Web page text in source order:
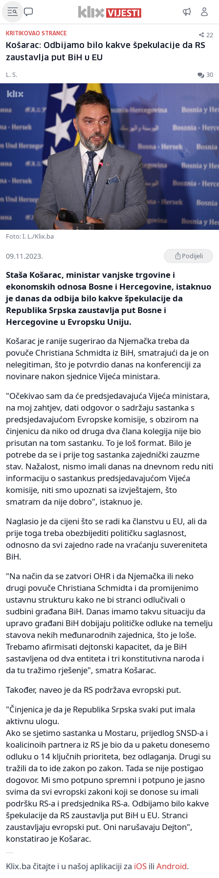
KRITIKOVAO STRANCE 22
Košarac: Odbijamo bilo kakve špekulacije da RS
zaustavlja put BiH u EU
L. S. 30
Foto: I. L./Klix.ba
09.11.2023. Podijeli
Staša Košarac, ministar vanjske trgovine i
ekonomskih odnosa Bosne i Hercegovine, istaknuo
je danas da odbija bilo kakve špekulacije da
Republika Srpska zaustavlja put Bosne i
Hercegovine u Evropsku Uniju.
Košarac je ranije sugerirao da Njemačka treba da
povuče Christiana Schmidta iz BiH, smatrajući da je on
nelegitiman, što je potvrdio danas na konferenciji za
novinare nakon sjednice Vijeća ministara.
"Očekivao sam da će predsjedavajuća Vijeća ministara,
na moj zahtjev, dati odgovor o sadržaju sastanka s
predsjedavajućom Evropske komisije, s obzirom na
činjenicu da niko od druga dva člana kolegija nije bio
prisutan na tom sastanku. To je loš format. Bilo je
potrebe da se i prije tog sastanka zajednički zauzme
stav. Nažalost, nismo imali danas na dnevnom redu niti
informaciju o sastankus predsjedavajućom Vijeća
komisije, niti smo upoznati sa izvještajem, što
smatram da nije dobro", istaknuo je.
Naglasio je da cijeni što se radi ka članstvu u EU, ali da
prije toga treba obezbijediti političku saglasnost,
odnosno da svi zajedno rade na vraćanju suvereniteta
BiH.
"Na način da se zatvori OHR i da Njemačka ili neko
drugi povuče Christiana Schmidta i da promijenimo
ustavnu strukturu kako ne bi stranci odlučivali o
sudbini građana BiH. Danas imamo takvu situaciju da
upravo građani BiH dobijaju političke odluke na temelju
stavova nekih međunarodnih zajednica, što je loše.
Trebamo afirmisati dejtonski kapacitet, da je BiH
sastavljena od dva entiteta i tri konstitutivna naroda i
da tu tražimo rješenje", smatra Košarac.
Također, naveo je da RS podržava evropski put.
"Činjenica je da je Republika Srpska svaki put imala
aktivnu ulogu.
Ako se sjetimo sastanka u Mostaru, prijedlog SNSD-a i
koalicinoih partnera iz RS je bio da u paketu donesemo
odluku o 14 ključnih prioriteta, bez odlaganja. Drugi su
tražili da to ide zakon po zakon. Tada se nije postigao
dogovor. Mi smo potpuno spremni i potpuno je jasno
svima da svi evropski zakoni koji se donose su imali
podršku RS-a i predsjednika RS-a. Odbijamo bilo kakve
špekulacije da RS zaustavlja put BiH u EU. Stranci
zaustavljaju evropski put. Oni narušavaju Dejton",
konstatirao je Košarac.
Klix.ba čitajte i u našoj aplikaciji za iOS ili Android.